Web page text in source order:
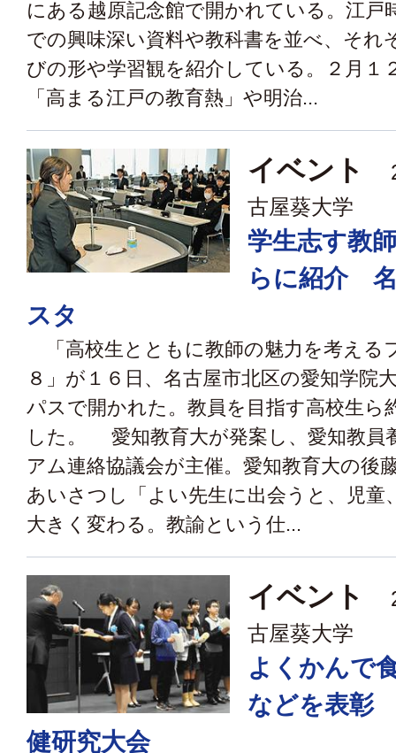
にある越原記念館で開かれている。江戸
での興味深い資料や教科書を並べ、それ
びの形や学習観を紹介している。２月
「高まる江戸の教育熱」や明治...
イベント
古屋葵大学
学生志す教
らに紹介
スタ
「高校生とともに教師の魅力を考える
８」が１６日、名古屋市北区の愛知学院
パスで開かれた。教員を目指す高校生ら
した。 愛知教育大が発案し、愛知教員
アム連絡協議会が主催。愛知教育大の後
あいさつし「よい先生に出会うと、児童
大きく変わる。教諭という仕...
イベント
古屋葵大学
よくかんで
などを表彰
健研究大会